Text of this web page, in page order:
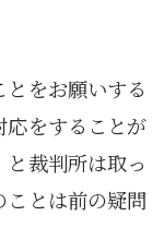
とをお願いする
応をすることが
裁判所は取っ
ことは前の疑問